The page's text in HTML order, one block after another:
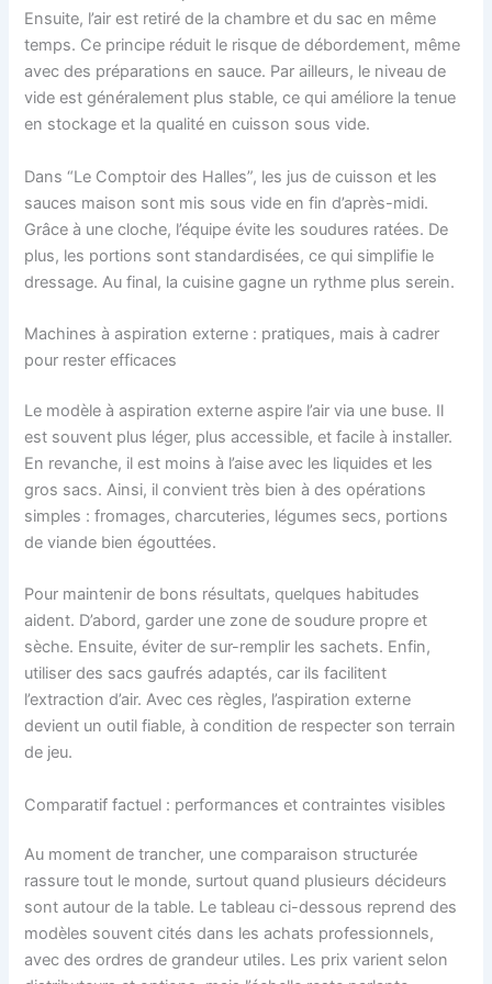
Ensuite, l’air est retiré de la chambre et du sac en même
temps. Ce principe réduit le risque de débordement, même
avec des préparations en sauce. Par ailleurs, le niveau de
vide est généralement plus stable, ce qui améliore la tenue
en stockage et la qualité en cuisson sous vide.
Dans “Le Comptoir des Halles”, les jus de cuisson et les
sauces maison sont mis sous vide en fin d’après-midi.
Grâce à une cloche, l’équipe évite les soudures ratées. De
plus, les portions sont standardisées, ce qui simplifie le
dressage. Au final, la cuisine gagne un rythme plus serein.
Machines à aspiration externe : pratiques, mais à cadrer
pour rester efficaces
Le modèle à aspiration externe aspire l’air via une buse. Il
est souvent plus léger, plus accessible, et facile à installer.
En revanche, il est moins à l’aise avec les liquides et les
gros sacs. Ainsi, il convient très bien à des opérations
simples : fromages, charcuteries, légumes secs, portions
de viande bien égouttées.
Pour maintenir de bons résultats, quelques habitudes
aident. D’abord, garder une zone de soudure propre et
sèche. Ensuite, éviter de sur-remplir les sachets. Enfin,
utiliser des sacs gaufrés adaptés, car ils facilitent
l’extraction d’air. Avec ces règles, l’aspiration externe
devient un outil fiable, à condition de respecter son terrain
de jeu.
Comparatif factuel : performances et contraintes visibles
Au moment de trancher, une comparaison structurée
rassure tout le monde, surtout quand plusieurs décideurs
sont autour de la table. Le tableau ci-dessous reprend des
modèles souvent cités dans les achats professionnels,
avec des ordres de grandeur utiles. Les prix varient selon